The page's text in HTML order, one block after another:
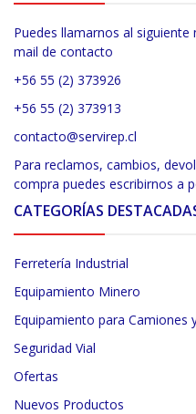
Puedes llamarnos al
mail de contacto
+56 55 (2) 373926
+56 55 (2) 373913
contacto@servirep.cl
Para reclamos, cambios,
compra puedes escribirnos a
CATEGORÍAS
Ferretería Industrial
Equipamiento Minero
Equipamiento para Camiones
Seguridad Vial
Ofertas
Nuevos Productos